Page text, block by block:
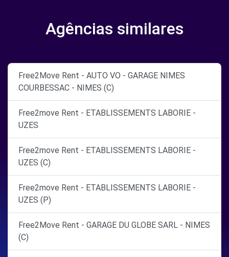
Agências similares
Free2Move Rent - AUTO VO - GARAGE NIMES
COURBESSAC - NIMES (C)
Free2move Rent - ETABLISSEMENTS LABORIE -
UZES
Free2move Rent - ETABLISSEMENTS LABORIE -
UZES (C)
Free2move Rent - ETABLISSEMENTS LABORIE -
UZES (P)
Free2Move Rent - GARAGE DU GLOBE SARL - NIMES
(C)